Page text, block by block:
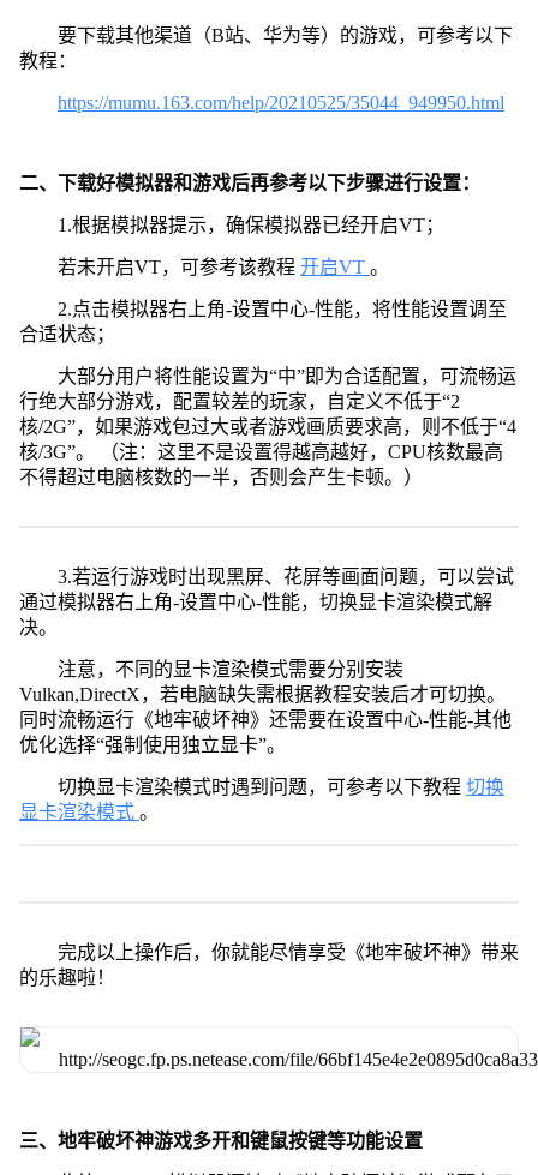
要下载其他渠道（B站、华为等）的游戏，可参考以下
教程：
https://mumu.163.com/help/20210525/35044_949950.html
二、下载好模拟器和游戏后再参考以下步骤进行设置：
1.根据模拟器提示，确保模拟器已经开启VT；
若未开启VT，可参考该教程 开启VT 。
2.点击模拟器右上角-设置中心-性能，将性能设置调至
合适状态；
大部分用户将性能设置为“中”即为合适配置，可流畅运
行绝大部分游戏，配置较差的玩家，自定义不低于“2
核/2G”，如果游戏包过大或者游戏画质要求高，则不低于“4
核/3G”。 （注：这里不是设置得越高越好，CPU核数最高
不得超过电脑核数的一半，否则会产生卡顿。）
3.若运行游戏时出现黑屏、花屏等画面问题，可以尝试
通过模拟器右上角-设置中心-性能，切换显卡渲染模式解
决。
注意，不同的显卡渲染模式需要分别安装
Vulkan,DirectX，若电脑缺失需根据教程安装后才可切换。
同时流畅运行《地牢破坏神》还需要在设置中心-性能-其他
优化选择“强制使用独立显卡”。
切换显卡渲染模式时遇到问题，可参考以下教程 切换
显卡渲染模式 。
完成以上操作后，你就能尽情享受《地牢破坏神》带来
的乐趣啦！
三、地牢破坏神游戏多开和键鼠按键等功能设置